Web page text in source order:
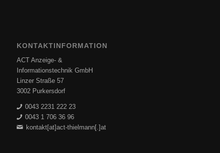
KONTAKTINFORMATION
ACT Anzeige- &
Informationstechnik GmbH
Linzer Straße 57
3002 Purkersdorf
0043 2231 222 23
0043 1 706 36 96
kontakt[at]act-thielmann[.]at